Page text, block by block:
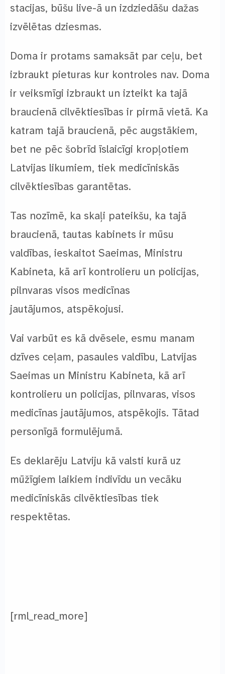
stacijas, būšu live-ā un izdziedāšu dažas
izvēlētas dziesmas.
Doma ir protams samaksāt par ceļu, bet
izbraukt pieturas kur kontroles nav. Doma
ir veiksmīgi izbraukt un izteikt ka tajā
braucienā cilvēktiesības ir pirmā vietā. Ka
katram tajā braucienā, pēc augstākiem,
bet ne pēc šobrīd īslaicīgi kropļotiem
Latvijas likumiem, tiek medicīniskās
cilvēktiesības garantētas.
Tas nozīmē, ka skaļi pateikšu, ka tajā
braucienā, tautas kabinets ir mūsu
valdības, ieskaitot Saeimas, Ministru
Kabineta, kā arī kontrolieru un policijas,
pilnvaras visos medicīnas
jautājumos, atspēkojusi.
Vai varbūt es kā dvēsele, esmu manam
dzīves ceļam, pasaules valdību, Latvijas
Saeimas un Ministru Kabineta, kā arī
kontrolieru un policijas, pilnvaras, visos
medicīnas jautājumos, atspēkojis. Tātad
personīgā formulējumā.
Es deklarēju Latviju kā valsti kurā uz
mūžīgiem laikiem indivīdu un vecāku
medicīniskās cilvēktiesības tiek
respektētas.
[rml_read_more]